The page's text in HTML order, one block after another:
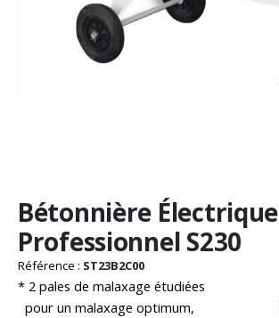
au
début
de
la
Galerie
d’images
Bétonnière Électrique
Professionnel S230
Référence : ST23B2C00
* 2 pales de malaxage étudiées
pour un malaxage optimum,